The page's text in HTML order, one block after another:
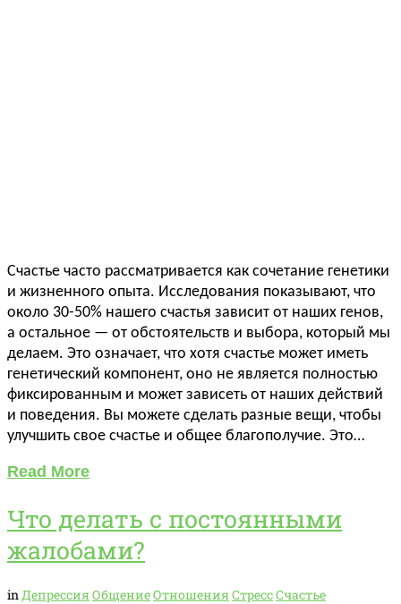
Счастье часто рассматривается как сочетание генетики
и жизненного опыта. Исследования показывают, что
около 30-50% нашего счастья зависит от наших генов,
а остальное — от обстоятельств и выбора, который мы
делаем. Это означает, что хотя счастье может иметь
генетический компонент, оно не является полностью
фиксированным и может зависеть от наших действий
и поведения. Вы можете сделать разные вещи, чтобы
улучшить свое счастье и общее благополучие. Это…
Read More
Что делать с постоянными
жалобами?
inДепрессияОбщениеОтношенияСтрессСчастье